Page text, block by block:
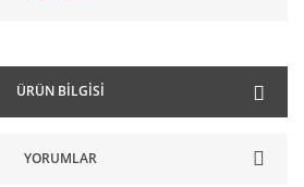
ÜRÜN BILGISI
YORUMLAR